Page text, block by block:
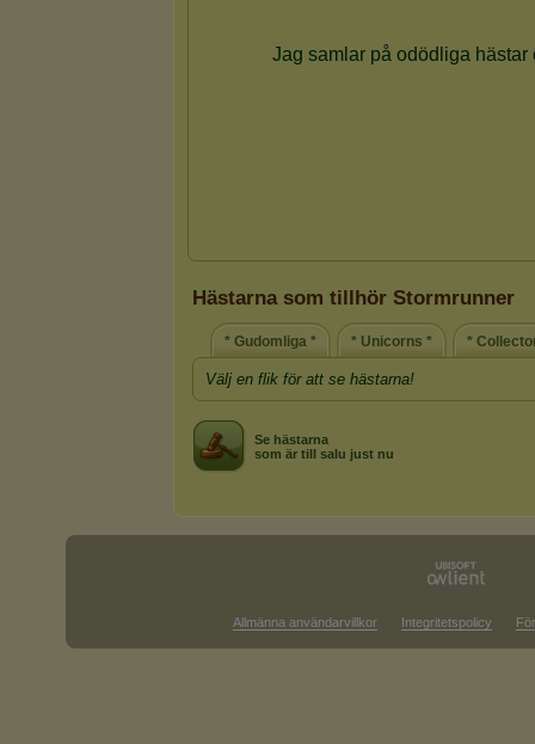
Hästarna som tillhör Stormrunner
* Gudomliga * * Unicorns * *
Välj en flik för att se hästarna!
Se hästarna
som är till salu just nu
Allmänna användarvillkor Integritetspolicy